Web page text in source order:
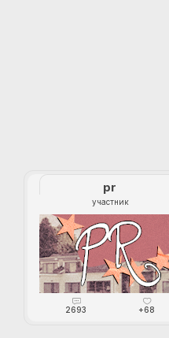
pr
участник
2693 +68